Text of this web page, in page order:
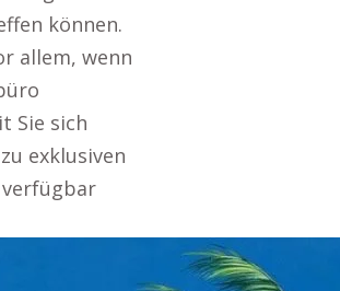
können.
allem, wenn
Sie sich
exklusiven